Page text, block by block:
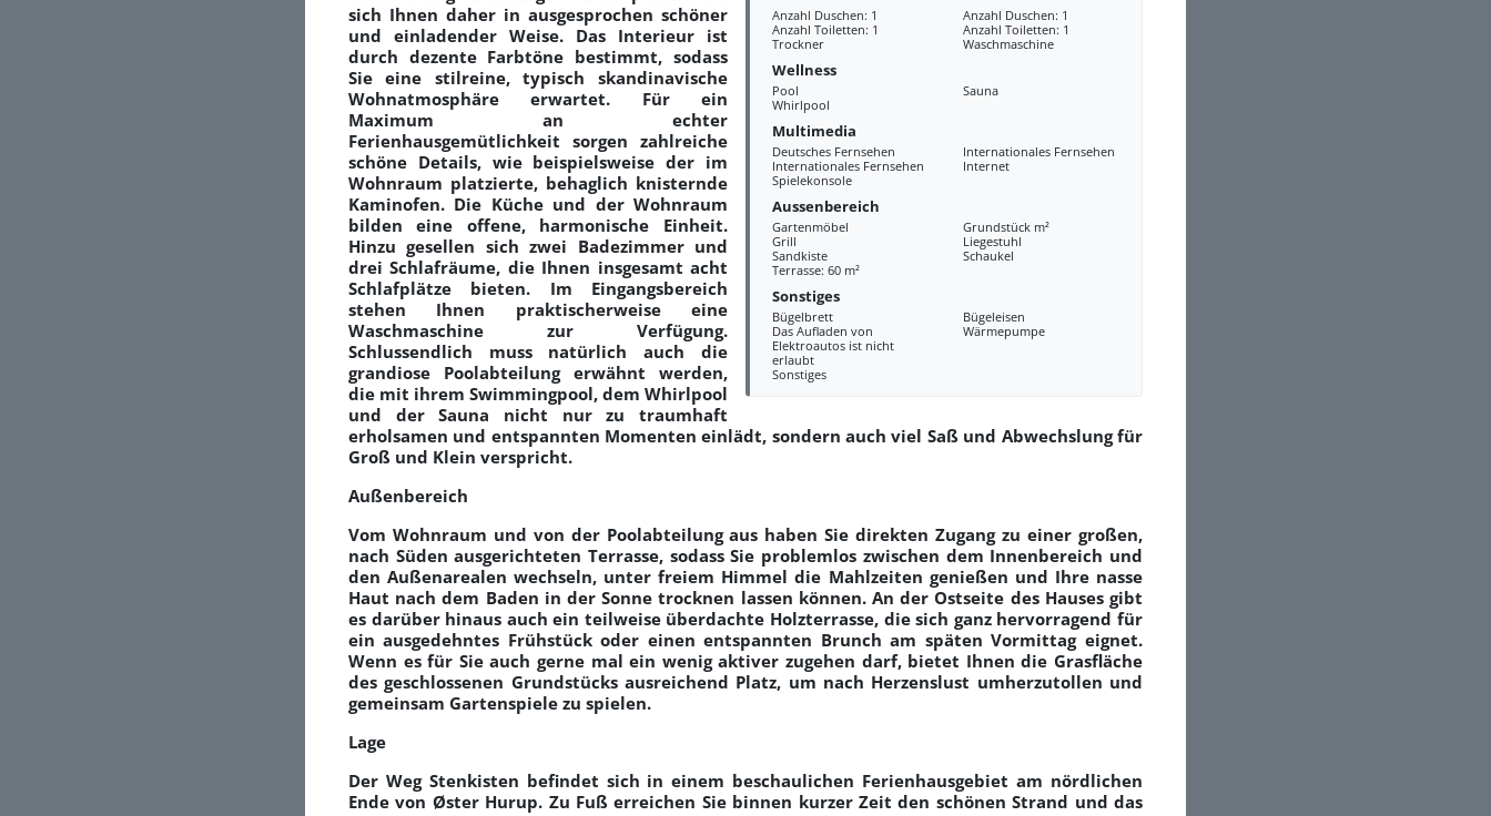
Anzahl Duschen: 1
Anzahl Duschen: 1
Anzahl Toiletten: 1
Anzahl Toiletten: 1
Trockner
Waschmaschine
Wellness
Pool
Sauna
Whirlpool
Multimedia
Deutsches Fernsehen
Internationales Fernsehen
Internationales Fernsehen
Internet
Spielekonsole
Aussenbereich
Gartenmöbel
Grundstück m²
Grill
Liegestuhl
Sandkiste
Schaukel
Terrasse: 60 m²
Sonstiges
Bügelbrett
Bügeleisen
Das Aufladen von
Elektroautos ist nicht
erlaubt
Wärmepumpe
Sonstiges
sich Ihnen daher in ausgesprochen schöner
und einladender Weise. Das Interieur ist
durch dezente Farbtöne bestimmt, sodass
Sie eine stilreine, typisch skandinavische
Wohnatmosphäre erwartet. Für ein
Maximum an echter
Ferienhausgemütlichkeit sorgen zahlreiche
schöne Details, wie beispielsweise der im
Wohnraum platzierte, behaglich knisternde
Kaminofen. Die Küche und der Wohnraum
bilden eine offene, harmonische Einheit.
Hinzu gesellen sich zwei Badezimmer und
drei Schlafräume, die Ihnen insgesamt acht
Schlafplätze bieten. Im Eingangsbereich
stehen Ihnen praktischerweise eine
Waschmaschine zur Verfügung.
Schlussendlich muss natürlich auch die
grandiose Poolabteilung erwähnt werden,
die mit ihrem Swimmingpool, dem Whirlpool
und der Sauna nicht nur zu traumhaft
erholsamen und entspannten Momenten einlädt, sondern auch viel Saß und Abwechslung für
Groß und Klein verspricht.
Außenbereich
Vom Wohnraum und von der Poolabteilung aus haben Sie direkten Zugang zu einer großen,
nach Süden ausgerichteten Terrasse, sodass Sie problemlos zwischen dem Innenbereich und
den Außenarealen wechseln, unter freiem Himmel die Mahlzeiten genießen und Ihre nasse
Haut nach dem Baden in der Sonne trocknen lassen können. An der Ostseite des Hauses gibt
es darüber hinaus auch ein teilweise überdachte Holzterrasse, die sich ganz hervorragend für
ein ausgedehntes Frühstück oder einen entspannten Brunch am späten Vormittag eignet.
Wenn es für Sie auch gerne mal ein wenig aktiver zugehen darf, bietet Ihnen die Grasfläche
des geschlossenen Grundstücks ausreichend Platz, um nach Herzenslust umherzutollen und
gemeinsam Gartenspiele zu spielen.
Lage
Der Weg Stenkisten befindet sich in einem beschaulichen Ferienhausgebiet am nördlichen
Ende von Øster Hurup. Zu Fuß erreichen Sie binnen kurzer Zeit den schönen Strand und das